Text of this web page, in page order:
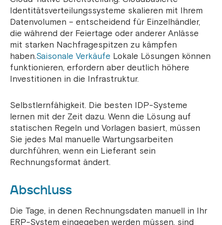
Identitätsverteilungssysteme skalieren mit Ihrem
Datenvolumen – entscheidend für Einzelhändler,
die während der Feiertage oder anderer Anlässe
mit starken Nachfragespitzen zu kämpfen
haben.Saisonale Verkäufe Lokale Lösungen können
funktionieren, erfordern aber deutlich höhere
Investitionen in die Infrastruktur.
Selbstlernfähigkeit. Die besten IDP-Systeme
lernen mit der Zeit dazu. Wenn die Lösung auf
statischen Regeln und Vorlagen basiert, müssen
Sie jedes Mal manuelle Wartungsarbeiten
durchführen, wenn ein Lieferant sein
Rechnungsformat ändert.
Abschluss
Die Tage, in denen Rechnungsdaten manuell in Ihr
ERP-System eingegeben werden müssen, sind